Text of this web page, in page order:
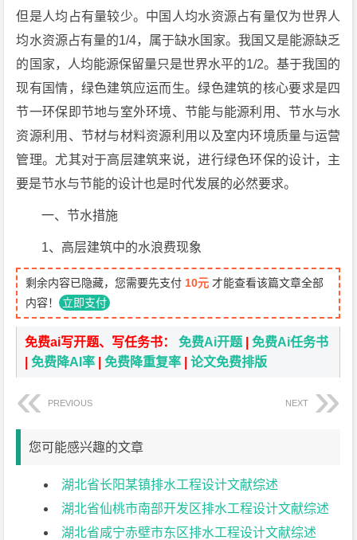
但是人均占有量较少。中国人均水资源占有量仅为世界人
均水资源占有量的1/4，属于缺水国家。我国又是能源缺乏
的国家，人均能源保留量只是世界水平的1/2。基于我国的
现有国情，绿色建筑应运而生。绿色建筑的核心要求是四
节一环保即节地与室外环境、节能与能源利用、节水与水
资源利用、节材与材料资源利用以及室内环境质量与运营
管理。尤其对于高层建筑来说，进行绿色环保的设计，主
要是节水与节能的设计也是时代发展的必然要求。
一、节水措施
1、高层建筑中的水浪费现象
剩余内容已隐藏，您需要先支付 10元 才能查看该篇文章全部
内容！ 立即支付
免费ai写开题、写任务书：免费Ai开题 |免费Ai任务书
|免费降AI率 |免费降重复率 |论文免费排版
PREVIOUS NEXT
您可能感兴趣的文章
湖北省长阳某镇排水工程设计文献综述
湖北省仙桃市南部开发区排水工程设计文献综述
湖北省咸宁赤壁市东区排水工程设计文献综述